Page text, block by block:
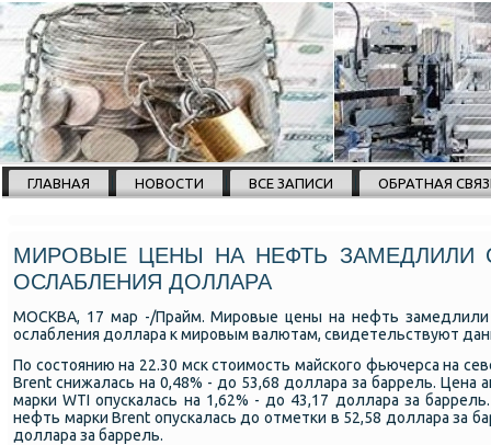
ГЛАВНАЯ НОВОСТИ ВСЕ ЗАПИСИ ОБРАТНАЯ
МИРОВЫЕ ЦЕНЫ НА НЕФТЬ ЗАМЕДЛИЛИ
ОСЛАБЛЕНИЯ ДОЛЛАРА
МОСКВА, 17 мар -/Прайм. Мировые цены на нефть замедлили
ослабления доллара к мировым валютам, свидетельствуют
По состоянию на 22.30 мск стоимость майского фьючерса на
Brent снижалась на 0,48% - до 53,68 доллара за баррель. Цена
марки WTI опускалась на 1,62% - до 43,17 доллара за
нефть марки Brent опускалась до отметки в 52,58 доллара за
доллара за баррель.